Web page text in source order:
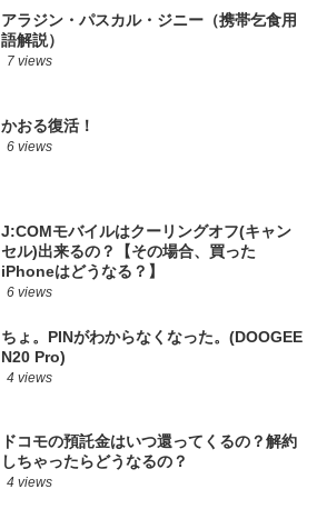
アラジン・パスカル・ジニー（携帯乞食用
語解説）
7 views
かおる復活！
6 views
J:COMモバイルはクーリングオフ(キャン
セル)出来るの？【その場合、買った
iPhoneはどうなる？】
6 views
ちょ。PINがわからなくなった。(DOOGEE
N20 Pro)
4 views
ドコモの預託金はいつ還ってくるの？解約
しちゃったらどうなるの？
4 views